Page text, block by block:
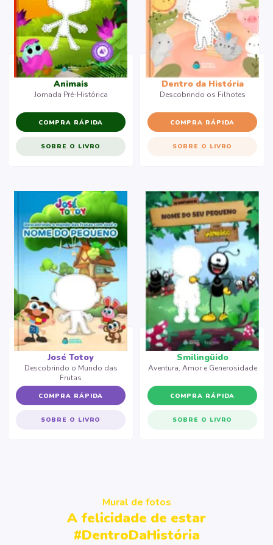
Animais
Jornada Pré-Histórica
COMPRA RÁPIDA
SOBRE O LIVRO
Dentro da História
Descobrindo os Filhotes
COMPRA RÁPIDA
SOBRE O LIVRO
José Totoy
Descobrindo o Mundo das
Frutas
COMPRA RÁPIDA
SOBRE O LIVRO
Smilingüido
Aventura, Amor e Generosidade
COMPRA RÁPIDA
SOBRE O LIVRO
Mural de fotos
A felicidade de estar
#DentroDaHistória